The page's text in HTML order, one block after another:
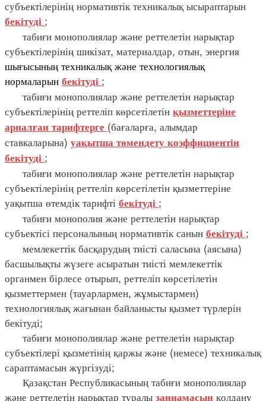
субъектілерінің нормативтік техникалық ысыраптарын
бекітуді ;
табиғи монополиялар және реттелетін нарықтар
субъектілерінің шикізат, материалдар, отын, энергия
шығысының техникалық және технологиялық
нормаларын бекітуді ;
табиғи монополиялар және реттелетін нарықтар
субъектілерінің реттеліп көрсетілетін қызметтеріне
арналған тарифтерге (бағаларға, алымдар
ставкаларына) уақытша төмендету коэффициентін
бекітуді ;
табиғи монополиялар және реттелетін нарықтар
субъектілерінің реттеліп көрсетілетін қызметтеріне
уақытша өтемдік тарифті бекітуді ;
табиғи монополия және реттелетін нарықтар
субъектісі персоналының нормативтік санын бекітуді ;
мемлекеттік басқарудың тиісті саласына (аясына)
басшылықты жүзеге асыратын тиісті мемлекеттік
органмен бірлесе отырып, реттеліп көрсетілетін
қызметтермен (тауарлармен, жұмыстармен)
технологиялық жағынан байланысты қызмет түрлерін
бекітуді;
табиғи монополиялар және реттелетін нарықтар
субъектілері қызметінің қаржы және (немесе) техникалық
сараптамасын жүргізуді;
Қазақстан Республикасының табиғи монополиялар
және реттелетін нарықтар туралы заңнамасын қолдану